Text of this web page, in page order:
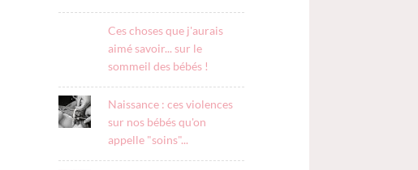
Ces choses que j'aurais
aimé savoir... sur le
sommeil des bébés !
Naissance : ces violences
sur nos bébés qu'on
appelle "soins"...